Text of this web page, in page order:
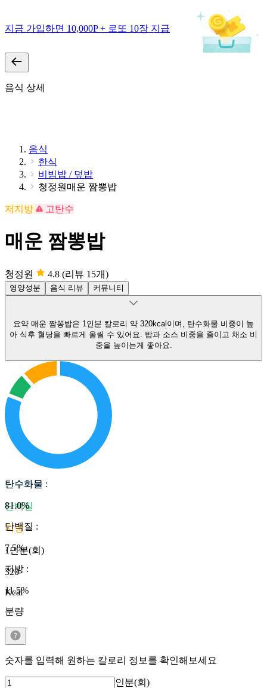
지금 가입하면 10,000P + 로또 10장 지급
음식 상세
음식
한식
비빔밥 / 덮밥
청정원매운 짬뽕밥
저지방 고탄수
매운 짬뽕밥
청정원 4.8 (리뷰 15개)
영양성분 음식 리뷰 커뮤니티
요약 매운 짬뽕밥은 1인분 칼로리 약 320kcal이며, 탄수화물 비중이 높
아 식후 혈당을 빠르게 올릴 수 있어요. 밥과 소스 비중을 줄이고 채소 비
중을 높이는게 좋아요.
탄수화물
단백질
지방
1인분(회)
320
Kcal
탄수화물 :
81.0%
단백질 :
7.5%
지방 :
11.5%
분량
숫자를 입력해 원하는 칼로리 정보를 확인해보세요
인분(회)